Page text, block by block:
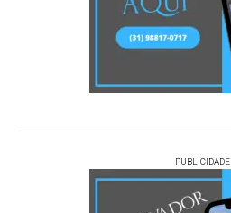
PUBLICIDADE